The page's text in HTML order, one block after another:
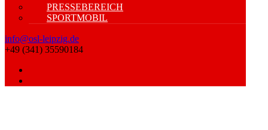
PRESSEBEREICH
SPORTMOBIL
info@osl-leipzig.de
+49 (341) 35590184